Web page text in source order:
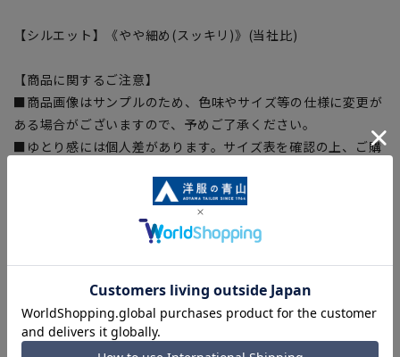
【シルエット】《やや細め(スッキリ)》(当社比)
【商品に関するご注意】
■商品画像はサンプルのため、色味やサイズ等の仕様に変更が
ある場合がございますので、予めご了承ください。
■ゆとり感には個人差があります。サイズ表を確認の上、ご購
■生地や仕様・デザインにより、着用感や実際のサイズ表に若
干の誤差が生じる場合がございます。予めご了承ください。
■サイズスペックは仕上がりサイズを記載しております。一
■ブラウザやお使いのモニター環境、また撮影時の室内外の光
加減により、実際の商品と掲載画像の色味が異なる場合がござ
います。